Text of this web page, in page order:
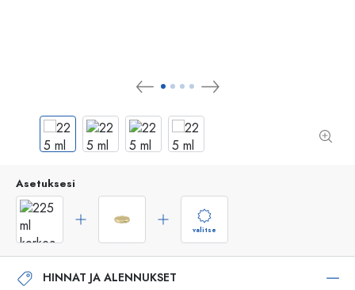
Asetuksesi
valitse
HINNAT JA ALENNUKSET